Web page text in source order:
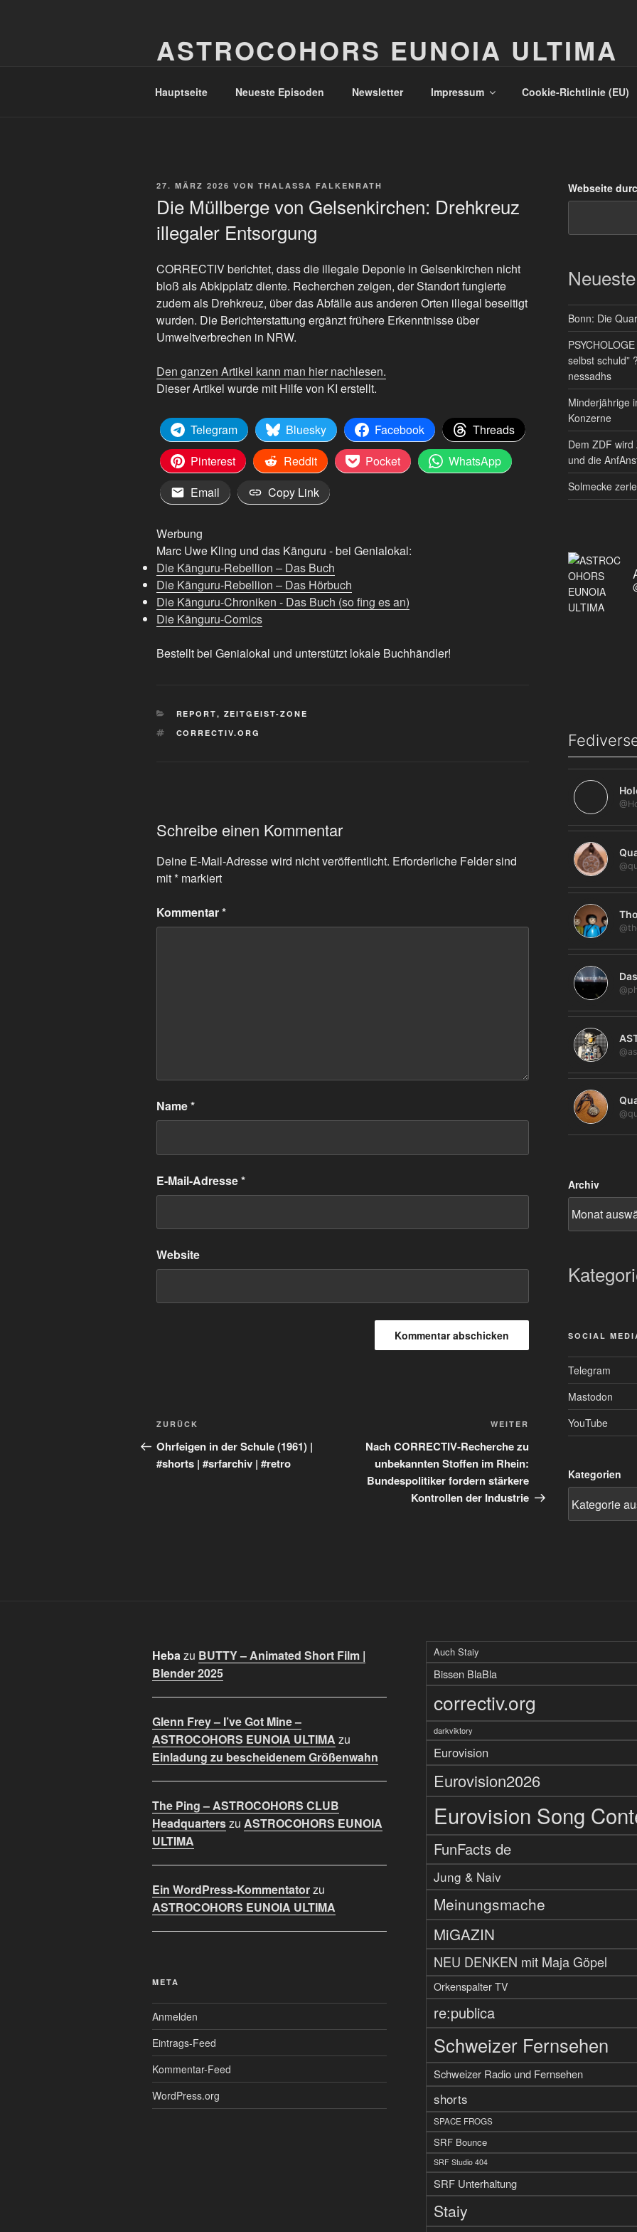
ASTROCOHORS EUNOIA ULTIMA
Hauptseite Neueste Episoden Newsletter Impressum Cookie-Richtlinie (EU)
VERÖFFENTLICHT
27. MÄRZ 2026 VON THALASSA FALKENRATH
Die Müllberge von Gelsenkirchen: Drehkreuz
illegaler Entsorgung
CORRECTIV berichtet, dass die illegale Deponie in Gelsenkirchen nicht
bloß als Abkipplatz diente. Recherchen zeigen, der Standort fungierte
zudem als Drehkreuz, über das Abfälle aus anderen Orten illegal beseitigt
wurden. Die Berichterstattung ergänzt frühere Erkenntnisse über
Umweltverbrechen in NRW.
Den ganzen Artikel kann man hier nachlesen.
Dieser Artikel wurde mit Hilfe von KI erstellt.
Telegram Bluesky Facebook
Threads
Pinterest
Reddit Pocket
WhatsApp
Email
Copy Link
Werbung
Marc Uwe Kling und das Känguru - bei Genialokal:
Die Känguru-Rebellion – Das Buch
Die Känguru-Rebellion – Das Hörbuch
Die Känguru-Chroniken - Das Buch (so fing es an)
Die Känguru-Comics
Bestellt bei Genialokal und unterstützt lokale Buchhändler!
KATEGORIEN
REPORT, ZEITGEIST-ZONE
SCHLAGWÖRTER
CORRECTIV.ORG
Schreibe einen Kommentar
Deine E-Mail-Adresse wird nicht veröffentlicht. Erforderliche Felder sind
mit* markiert
Kommentar*
Name*
E-Mail-Adresse*
Website
Beitragsnavigation
Vorheriger
Beitrag
ZURÜCK
Ohrfeigen in der Schule (1961) |
#shorts | #srfarchiv | #retro
Nächster
WEITER
Nach CORRECTIV-Recherche zu
unbekannten Stoffen im Rhein:
Bundespolitiker fordern stärkere
Kontrollen der Industrie
Webseite
Bonn: Die
selbst schuld”
nessadhs
Minderjährige
Konzerne
Dem ZDF
und die
Solmecke
Archiv
SOCIAL
Telegram
Mastodon
YouTube
Kategorien
Hebazu BUTTY – Animated Short Film |
Blender 2025
Glenn Frey – I’ve Got Mine –
ASTROCOHORS EUNOIA ULTIMA zu
Einladung zu bescheidenem Größenwahn
The Ping – ASTROCOHORS CLUB
Headquarterszu ASTROCOHORS EUNOIA
ULTIMA
Ein WordPress-Kommentatorzu
ASTROCOHORS EUNOIA ULTIMA
META
Anmelden
Eintrags-Feed
Kommentar-Feed
WordPress.org
Auch Staiy
Bissen BlaBla
correctiv.org
darkviktory
Eurovision
Eurovision2026
Eurovision Song
FunFacts de
Jung & Naiv
Meinungsmache
MiGAZIN
NEU DENKEN mit Maja Göpel
Orkenspalter TV
re:publica
Schweizer Fernsehen
Schweizer Radio und Fernsehen
shorts
SPACE FROGS
SRF Bounce
SRF Studio 404
SRF Unterhaltung
Staiy